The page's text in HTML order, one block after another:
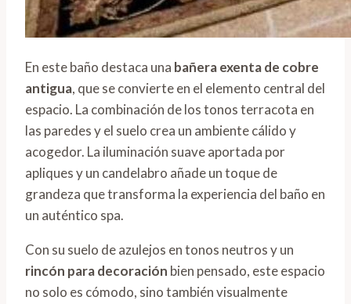
En este baño destaca una bañera exenta de cobre
antigua, que se convierte en el elemento central del
espacio. La combinación de los tonos terracota en
las paredes y el suelo crea un ambiente cálido y
acogedor. La iluminación suave aportada por
apliques y un candelabro añade un toque de
grandeza que transforma la experiencia del baño en
un auténtico spa.
Con su suelo de azulejos en tonos neutros y un
rincón para decoración bien pensado, este espacio
no solo es cómodo, sino también visualmente